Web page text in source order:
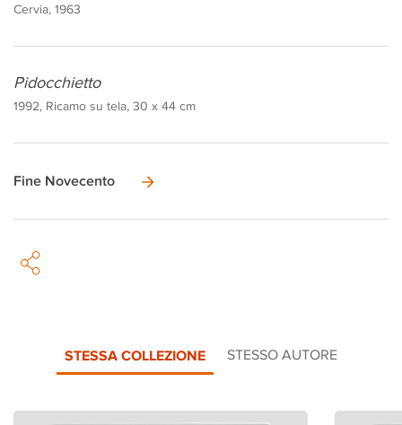
Cervia, 1963
Pidocchietto
1992, Ricamo su tela, 30 x 44 cm
Fine Novecento
STESSA COLLEZIONE STESSO AUTORE